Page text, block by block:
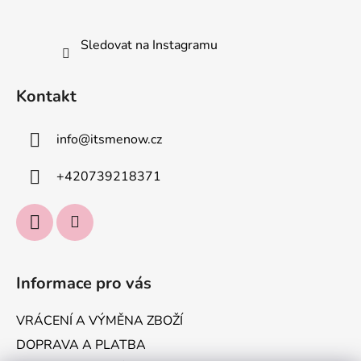
Sledovat na Instagramu
Kontakt
info@itsmenow.cz
+420739218371
Informace pro vás
VRÁCENÍ A VÝMĚNA ZBOŽÍ
DOPRAVA A PLATBA